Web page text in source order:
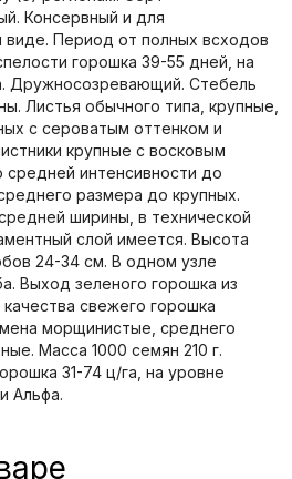
Консервный и для
виде. Период от полных всходов
горошка 39-55 дней, на
Дружносозревающий. Стебель
Листья обычного типа, крупные,
с сероватым оттенком и
крупные с восковым
интенсивности до
размера до крупных.
ширины, в технической
слой имеется. Высота
24-34 см. В одном узле
Выход зеленого горошка из
свежего горошка
морщинистые, среднего
Масса 1000 семян 210 г.
31-74 ц/га, на уровне
Альфа.